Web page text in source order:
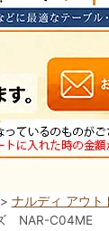
> ナルディ アウト
NAR-C04ME